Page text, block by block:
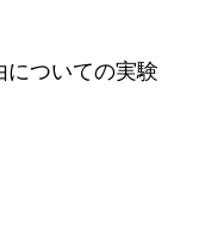
についての実験